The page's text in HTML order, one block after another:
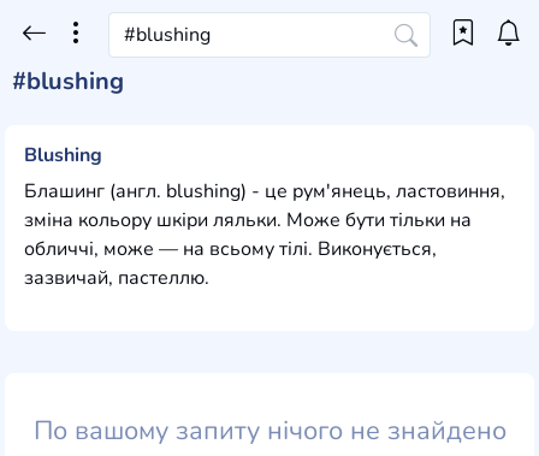
#blushing
Blushing
Блашинг (англ. blushing) - це рум'янець, ластовиння,
зміна кольору шкіри ляльки. Може бути тільки на
обличчі, може — на всьому тілі. Виконується,
зазвичай, пастеллю.
По вашому запиту нічого не знайдено